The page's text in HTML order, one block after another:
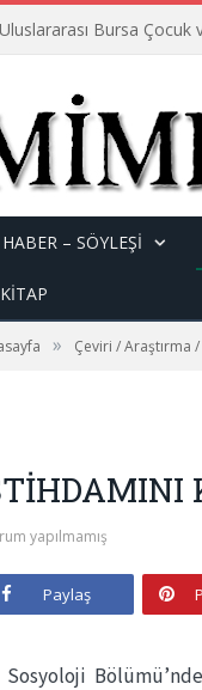
Bursa
HABER – SÖYLEŞI
» Çeviri / Araştırma
yapılmamış
Paylaş